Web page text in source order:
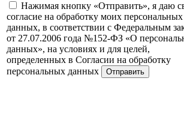
Нажимая кнопку «Отправить», я даю
согласие на обработку моих персональных
данных, в соответствии с Федеральным
от 27.07.2006 года №152-ФЗ «О
данных», на условиях и для целей,
определенных в Согласии на обработку
персональных данных